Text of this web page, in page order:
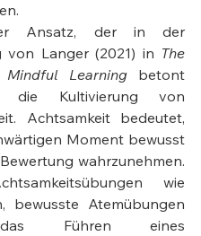
Ansatz, der in der
von Langer (2021) in The
Learning betont
die Kultivierung von
Achtsamkeit bedeutet,
Moment bewusst
wahrzunehmen.
wie
bewusste Atemübungen
Führen eines